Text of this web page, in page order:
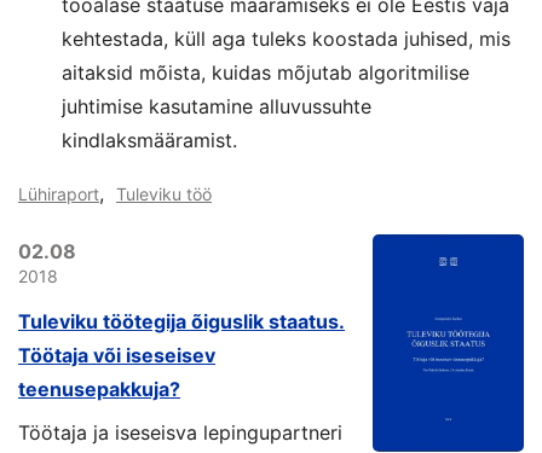
tööalase staatuse määramiseks ei ole Eestis vaja
kehtestada, küll aga tuleks koostada juhised, mis
aitaksid mõista, kuidas mõjutab algoritmilise
juhtimise kasutamine alluvussuhte
kindlaksmääramist.
Lühiraport, Tuleviku töö
02.08
2018
Tuleviku töötegija õiguslik staatus.
Töötaja või iseseisev
teenusepakkuja?
Töötaja ja iseseisva lepingupartneri